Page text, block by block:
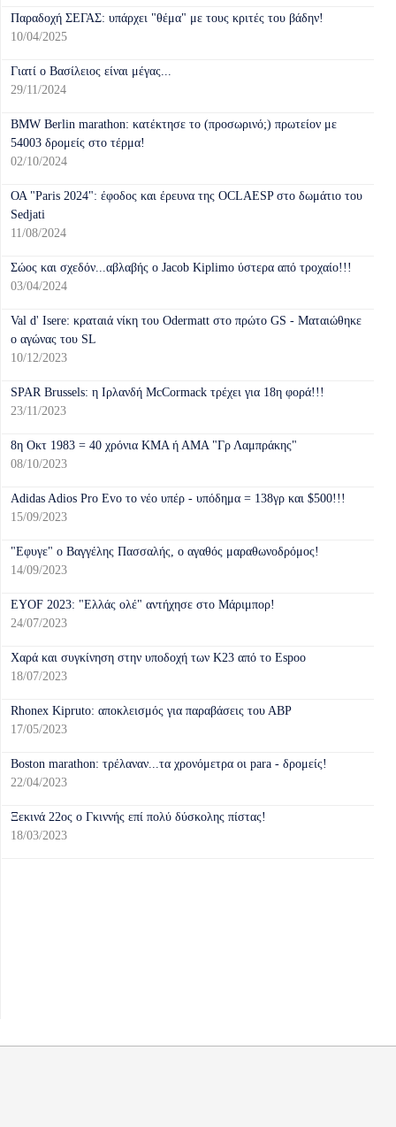
Παραδοχή ΣΕΓΑΣ: υπάρχει "θέμα" με τους κριτές του βάδην!
10/04/2025
Γιατί ο Βασίλειος είναι μέγας...
29/11/2024
BMW Berlin marathon: κατέκτησε το (προσωρινό;) πρωτείον με
54003 δρομείς στο τέρμα!
02/10/2024
ΟΑ "Paris 2024": έφοδος και έρευνα της OCLAESP στο δωμάτιο του
Sedjati
11/08/2024
Σώος και σχεδόν...αβλαβής ο Jacob Kiplimo ύστερα από τροχαίο!!!
03/04/2024
Val d' Isere: κραταιά νίκη του Odermatt στο πρώτο GS - Ματαιώθηκε
ο αγώνας του SL
10/12/2023
SPAR Brussels: η Ιρλανδή McCormack τρέχει για 18η φορά!!!
23/11/2023
8η Οκτ 1983 = 40 χρόνια ΚΜΑ ή ΑΜΑ "Γρ Λαμπράκης"
08/10/2023
Adidas Adios Pro Evo το νέο υπέρ - υπόδημα = 138γρ και $500!!!
15/09/2023
"Εφυγε" ο Βαγγέλης Πασσαλής, ο αγαθός μαραθωνοδρόμος!
14/09/2023
EYOF 2023: "Ελλάς ολέ" αντήχησε στο Μάριμπορ!
24/07/2023
Χαρά και συγκίνηση στην υποδοχή των Κ23 από το Espoo
18/07/2023
Rhonex Kipruto: αποκλεισμός για παραβάσεις του ΑΒΡ
17/05/2023
Boston marathon: τρέλαναν...τα χρονόμετρα οι para - δρομείς!
22/04/2023
Ξεκινά 22ος ο Γκιννής επί πολύ δύσκολης πίστας!
18/03/2023